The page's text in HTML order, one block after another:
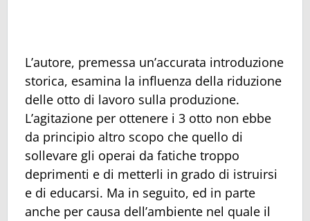
L’autore, premessa un’accurata introduzione
storica, esamina la influenza della riduzione
delle otto di lavoro sulla produzione.
L’agitazione per ottenere i 3 otto non ebbe
da principio altro scopo che quello di
sollevare gli operai da fatiche troppo
deprimenti e di metterli in grado di istruirsi
e di educarsi. Ma in seguito, ed in parte
anche per causa dell’ambiente nel quale il